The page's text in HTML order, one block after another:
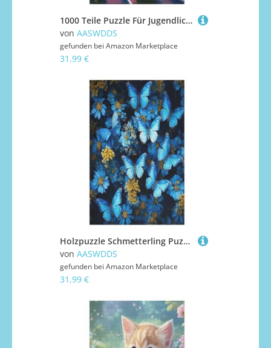
1000 Teile Puzzle Für Jugendliche,Regenbogenzug Puzzles,Erwachsenenpuzzle,Holzpuzzles,Dekompressionsspiel,Spielzeugpuzzles 78×53cm
von AASWDDS
gefunden bei Amazon Marketplace
31,99 €
Holzpuzzle Schmetterling Puzzle 1000 Teile Erwachsene Klassische Pädagogisches Spielzeug Kinder Lernspiel Herausforderndes Puzzles 78×53cm
von AASWDDS
gefunden bei Amazon Marketplace
31,99 €